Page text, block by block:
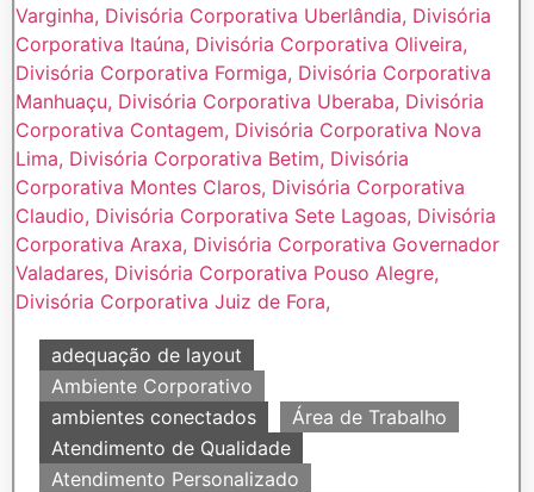
adequação de layout
Ambiente Corporativo
ambientes conectados
Área de Trabalho
Atendimento de Qualidade
Atendimento Personalizado